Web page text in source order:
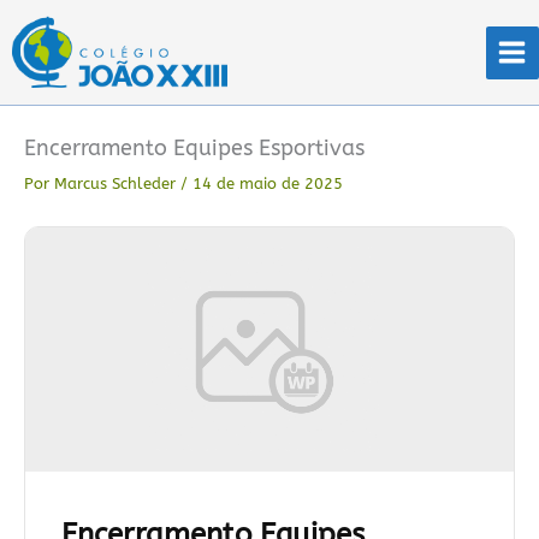
para
conteúdo
Encerramento Equipes Esportivas
Por Marcus Schleder / 14 de maio de 2025